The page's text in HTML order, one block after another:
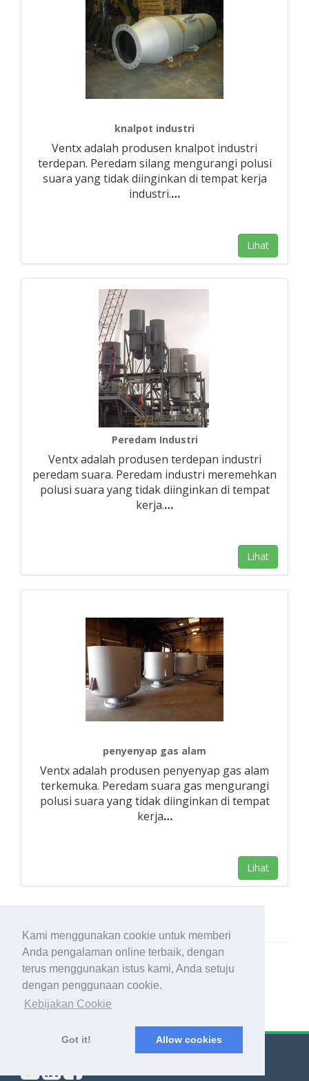
Kami menggunakan cookie untuk memberi
Anda pengalaman online terbaik, dengan
terus menggunakan istus kami, Anda setuju
dengan penggunaan cookie.
Kebijakan Cookie
Got it! Allow cookies
knalpot industri
Ventx adalah produsen knalpot industri
terdepan. Peredam silang mengurangi polusi
suara yang tidak diinginkan di tempat kerja
industri.…
Lihat
Peredam Industri
Ventx adalah produsen terdepan industri
peredam suara. Peredam industri meremehkan
polusi suara yang tidak diinginkan di tempat
kerja.…
Lihat
penyenyap gas alam
Ventx adalah produsen penyenyap gas alam
terkemuka. Peredam suara gas mengurangi
polusi suara yang tidak diinginkan di tempat
kerja…
Lihat
© Export Worldwide 2026